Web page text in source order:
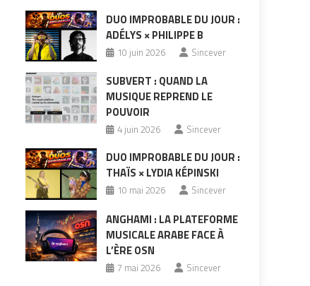
DUO IMPROBABLE DU JOUR :
ADÉLYS × PHILIPPE B
10 juin 2026 Sincever
SUBVERT : QUAND LA
MUSIQUE REPREND LE
POUVOIR
4 juin 2026 Sincever
DUO IMPROBABLE DU JOUR :
THAÏS × LYDIA KÉPINSKI
10 mai 2026 Sincever
ANGHAMI : LA PLATEFORME
MUSICALE ARABE FACE À
L’ÈRE OSN
7 mai 2026 Sincever